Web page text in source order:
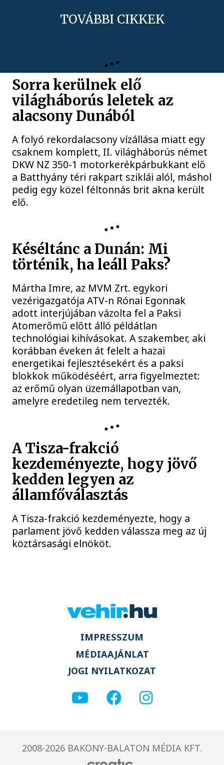
TOVÁBBI CIKKEK
Sorra kerülnek elő
világháborús leletek az
alacsony Dunából
A folyó rekordalacsony vízállása miatt egy
csaknem komplett, II. világháborús német
DKW NZ 350-1 motorkerékpárbukkant elő
a Batthyány téri rakpart sziklái alól, máshol
pedig egy közel féltonnás brit akna került
elő.
Késéltánc a Dunán: Mi
történik, ha leáll Paks?
Mártha Imre, az MVM Zrt. egykori
vezérigazgatója ATV-n Rónai Egonnak
adott interjújában vázolta fel a Paksi
Atomerőmű előtt álló példátlan
technológiai kihívásokat. A szakember, aki
korábban éveken át felelt a hazai
energetikai fejlesztésekért és a paksi
blokkok működéséért, arra figyelmeztet:
az erőmű olyan üzemállapotban van,
amelyre eredetileg nem tervezték.
A Tisza-frakció
kezdeményezte, hogy jövő
kedden legyen az
államfőválasztás
A Tisza-frakció kezdeményezte, hogy a
parlament jövő kedden válassza meg az új
köztársasági elnököt.
IMPRESSZUM
MÉDIAAJÁNLAT
JOGI NYILATKOZAT
2008-2026 BAKONY-BALATON MÉDIA KFT.